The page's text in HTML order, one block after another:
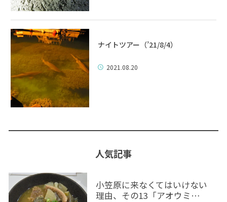
ナイトツアー（’21/8/4）
2021.08.20
人気記事
小笠原に来なくてはいけない
理由、その13「アオウミ…